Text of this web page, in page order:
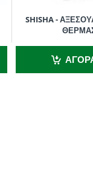
SHISHA -